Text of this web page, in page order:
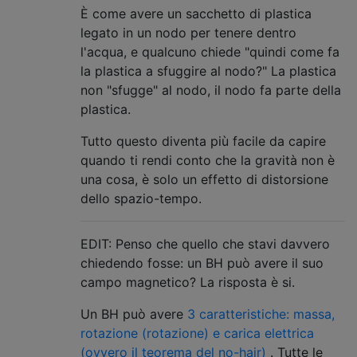
È come avere un sacchetto di plastica
legato in un nodo per tenere dentro
l'acqua, e qualcuno chiede "quindi come fa
la plastica a sfuggire al nodo?" La plastica
non "sfugge" al nodo, il nodo fa parte della
plastica.
Tutto questo diventa più facile da capire
quando ti rendi conto che la gravità non è
una cosa, è solo un effetto di distorsione
dello spazio-tempo.
EDIT: Penso che quello che stavi davvero
chiedendo fosse: un BH può avere il suo
campo magnetico? La risposta è si.
Un BH può avere 3 caratteristiche: massa,
rotazione (rotazione) e carica elettrica
(ovvero il teorema del no-hair) . Tutte le